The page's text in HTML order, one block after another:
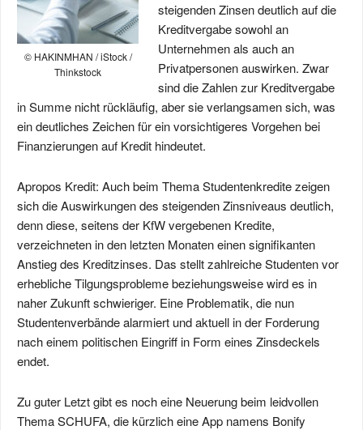
© HAKINMHAN / iStock /
Thinkstock
steigenden Zinsen deutlich auf die
Kreditvergabe sowohl an
Unternehmen als auch an
Privatpersonen auswirken. Zwar
sind die Zahlen zur Kreditvergabe
in Summe nicht rückläufig, aber sie verlangsamen sich, was
ein deutliches Zeichen für ein vorsichtigeres Vorgehen bei
Finanzierungen auf Kredit hindeutet.
Apropos Kredit: Auch beim Thema Studentenkredite zeigen
sich die Auswirkungen des steigenden Zinsniveaus deutlich,
denn diese, seitens der KfW vergebenen Kredite,
verzeichneten in den letzten Monaten einen signifikanten
Anstieg des Kreditzinses. Das stellt zahlreiche Studenten vor
erhebliche Tilgungsprobleme beziehungsweise wird es in
naher Zukunft schwieriger. Eine Problematik, die nun
Studentenverbände alarmiert und aktuell in der Forderung
nach einem politischen Eingriff in Form eines Zinsdeckels
endet.
Zu guter Letzt gibt es noch eine Neuerung beim leidvollen
Thema SCHUFA, die kürzlich eine App namens Bonify